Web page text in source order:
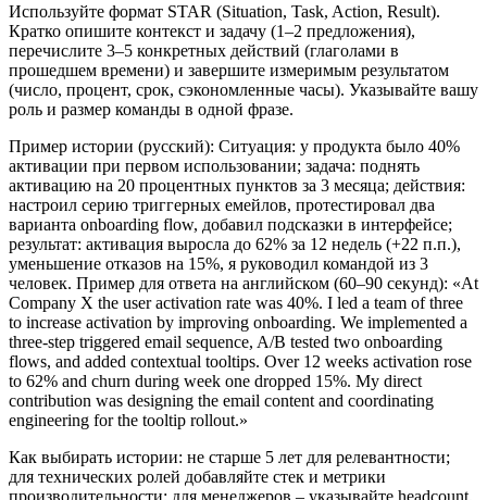
Используйте формат STAR (Situation, Task, Action, Result).
Кратко опишите контекст и задачу (1–2 предложения),
перечислите 3–5 конкретных действий (глаголами в
прошедшем времени) и завершите измеримым результатом
(число, процент, срок, сэкономленные часы). Указывайте вашу
роль и размер команды в одной фразе.
Пример истории (русский): Ситуация: у продукта было 40%
активации при первом использовании; задача: поднять
активацию на 20 процентных пунктов за 3 месяца; действия:
настроил серию триггерных емейлов, протестировал два
варианта onboarding flow, добавил подсказки в интерфейсе;
результат: активация выросла до 62% за 12 недель (+22 п.п.),
уменьшение отказов на 15%, я руководил командой из 3
человек. Пример для ответа на английском (60–90 секунд): «At
Company X the user activation rate was 40%. I led a team of three
to increase activation by improving onboarding. We implemented a
three-step triggered email sequence, A/B tested two onboarding
flows, and added contextual tooltips. Over 12 weeks activation rose
to 62% and churn during week one dropped 15%. My direct
contribution was designing the email content and coordinating
engineering for the tooltip rollout.»
Как выбирать истории: не старше 5 лет для релевантности;
для технических ролей добавляйте стек и метрики
производительности; для менеджеров – указывайте headcount,